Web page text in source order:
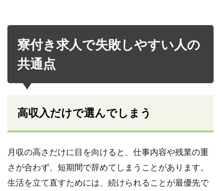
寮付き求人で失敗しやすい人の
共通点
高収入だけで選んでしまう
月収の高さだけに目を向けると、仕事内容や残業の重
さが合わず、短期間で辞めてしまうことがあります。
生活を立て直すためには、続けられることが最優先で